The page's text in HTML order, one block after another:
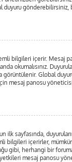
duyuru gönderebilirsiniz,
bilgileri içerir. Mesaj
okumalısınız.
görüntülenir. Global
mesaj panosu
ilk sayfasında,
bilgileri içerirler,
gibi, herhangi bir
mesaj panosu